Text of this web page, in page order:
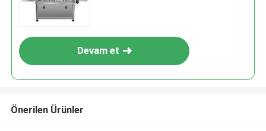
Devam et
Önerilen Ürünler